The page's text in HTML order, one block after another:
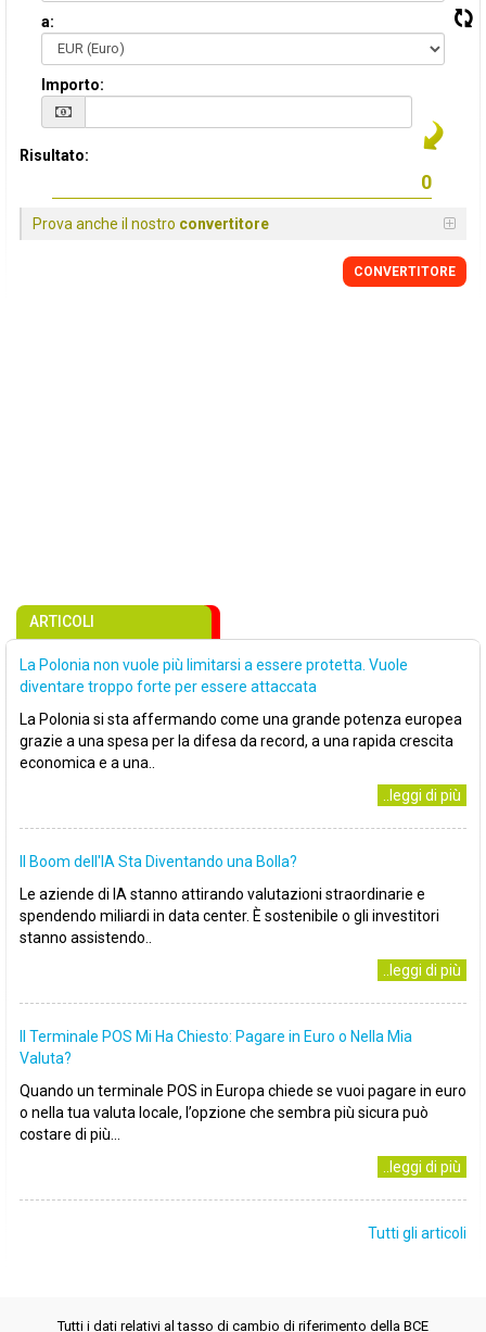
a:
Importo:
Risultato:
Prova anche il nostro convertitore
CONVERTITORE
ARTICOLI
La Polonia non vuole più limitarsi a essere protetta. Vuole
diventare troppo forte per essere attaccata
La Polonia si sta affermando come una grande potenza europea
grazie a una spesa per la difesa da record, a una rapida crescita
economica e a una..
..leggi di più
Il Boom dell'IA Sta Diventando una Bolla?
Le aziende di IA stanno attirando valutazioni straordinarie e
spendendo miliardi in data center. È sostenibile o gli investitori
stanno assistendo..
..leggi di più
Il Terminale POS Mi Ha Chiesto: Pagare in Euro o Nella Mia
Valuta?
Quando un terminale POS in Europa chiede se vuoi pagare in euro
o nella tua valuta locale, l’opzione che sembra più sicura può
costare di più...
..leggi di più
Tutti gli articoli
Tutti i dati relativi al tasso di cambio di riferimento della BCE